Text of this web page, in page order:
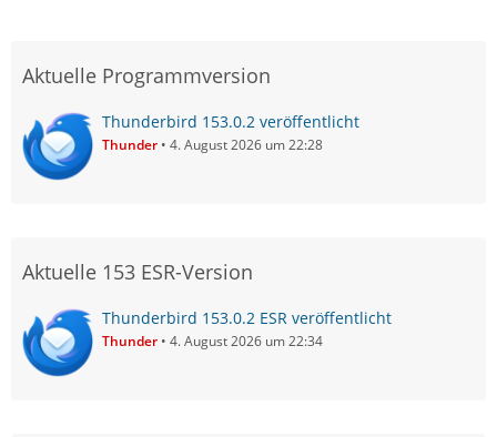
Aktuelle Programmversion
Thunderbird 153.0.2 veröffentlicht
Thunder 4. August 2026 um 22:28
Aktuelle 153 ESR-Version
Thunderbird 153.0.2 ESR veröffentlicht
Thunder 4. August 2026 um 22:34